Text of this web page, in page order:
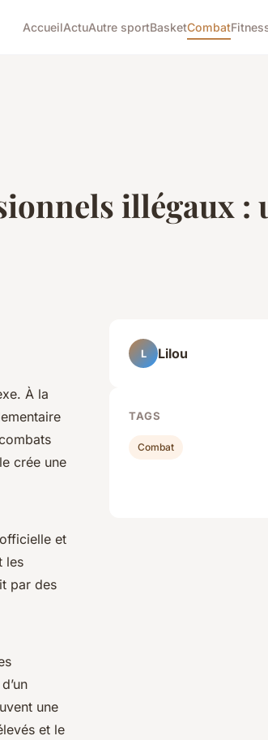
AccueilActuAutre sportBasketCombat
illégaux :
À la
crée une
et
les
par des
une
et le
L Lilou
TAGS
Combat